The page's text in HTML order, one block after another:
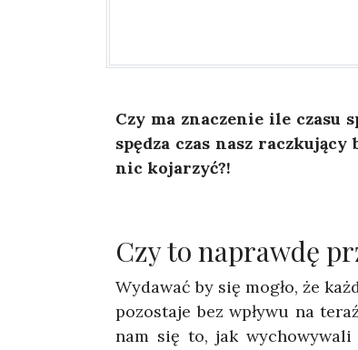
Czy ma znaczenie ile czasu
spędza czas nasz
nic kojarzyć?!
Czy to naprawdę
Wydawać by się mogło, że
pozostaje bez wpływu na
nam się to, jak